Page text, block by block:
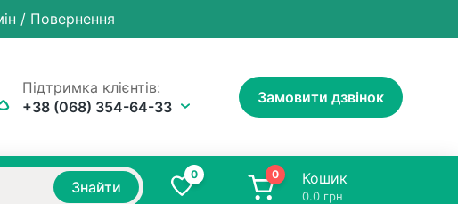
/ Повернення
Підтримка клієнтів:
+38 (068) 354-64-33
Замовити дзвінок
Знайти
0 0 Кошик
0.0 грн